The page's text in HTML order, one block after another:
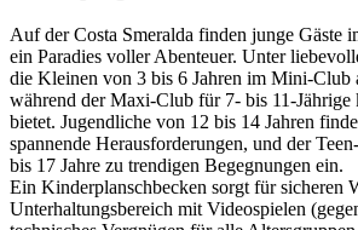
Auf der Costa Smeralda finden junge Gäste
ein Paradies voller Abenteuer. Unter
die Kleinen von 3 bis 6 Jahren im Mini-Club
während der Maxi-Club für 7- bis 11-
bietet. Jugendliche von 12 bis 14 Jahren
spannende Herausforderungen, und der
bis 17 Jahre zu trendigen Begegnungen ein.
Ein Kinderplanschbecken sorgt für sicheren
Unterhaltungsbereich mit Videospielen